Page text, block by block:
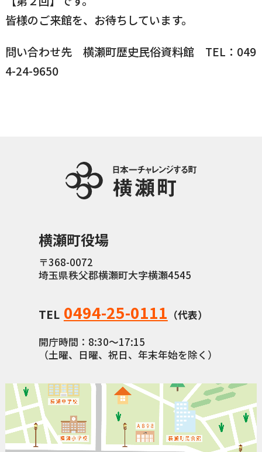
入学／転入学
引っ越し／移住・定住
おくやみ
国民健康保険 マイナンバー
各種申請書
横瀬のふるさと納税
横瀬町の観光
手続きガイド
横瀬町（町長） へのご意見等
横瀬町公式note
暮らしの便利帳「わかる」
自治体間連携
施設・文化 事業者の方向け
0494-25-0111（代表）
開庁時間：8:30〜17:00
（土曜、日曜、祝日、年末年始を覗く）
窓口案内
皆様のご来館を、お待ちしています。
問い合わせ先 横瀬町歴史民俗資料館 TEL：049
4-24-9650
横瀬町役場
〒368-0072
埼玉県秩父郡横瀬町大字横瀬4545
TEL 0494-25-0111 （代表）
開庁時間：8:30〜17:15
（土曜、日曜、祝日、年末年始を除く）